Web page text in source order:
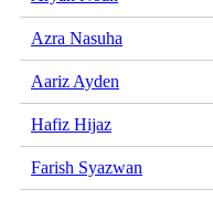
Azra Nasuha
Aariz Ayden
Hafiz Hijaz
Farish Syazwan